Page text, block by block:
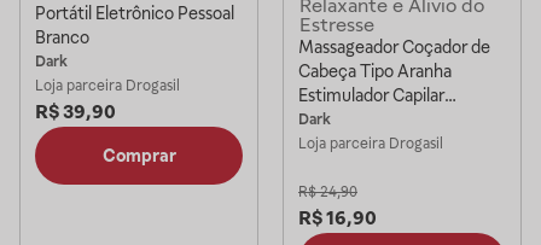
Portátil Eletrônico Pessoal
Branco
Dark
Loja parceira Drogasil
R$39,90
Comprar
Massageador Coçador de
Cabeça Tipo Aranha
Estimulador Capilar
Relaxante e Alívio do
Estresse
Dark
Loja parceira Drogasil
R$ 24,90
R$16,90